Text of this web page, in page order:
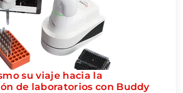
su viaje hacia la
de laboratorios con Buddy